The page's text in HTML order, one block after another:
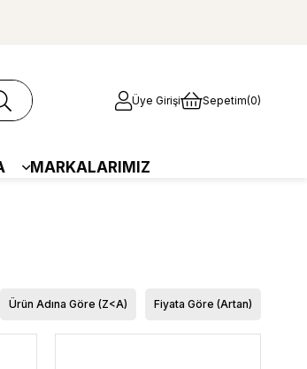
Üye Girişi Sepetim 0
MARKALARIMIZ
Fiyata Göre (Artan)
Ürün Adına Göre (Z<A)